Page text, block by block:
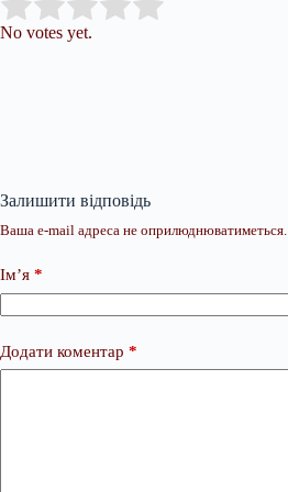
Rate this item:
No votes yet.
Залишити відповідь
Ваша e-mail адреса не оприлюднюватиметься.
Ім’я *
Додати коментар *